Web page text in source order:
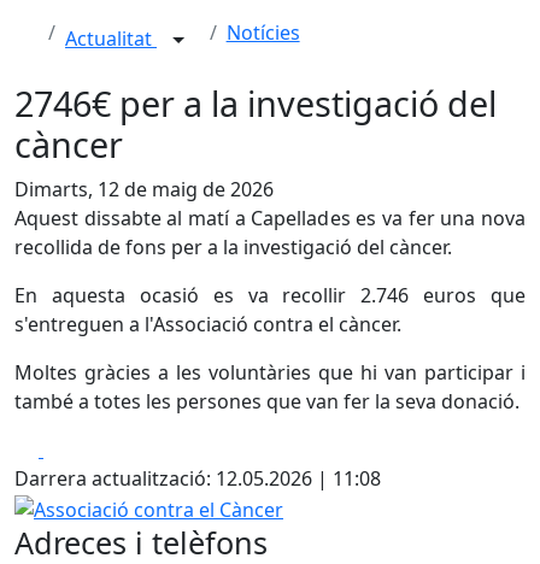
Actualitat Notícies
2746€ per a la investigació del
càncer
Dimarts, 12 de maig de 2026
Aquest dissabte al matí a Capellades es va fer una nova
recollida de fons per a la investigació del càncer.
En aquesta ocasió es va recollir 2.746 euros que
s'entreguen a l'Associació contra el càncer.
Moltes gràcies a les voluntàries que hi van participar i
també a totes les persones que van fer la seva donació.
Darrera actualització: 12.05.2026 | 11:08
Associació contra el Càncer
Adreces i telèfons